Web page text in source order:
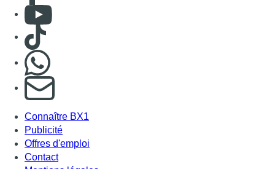
Consulter Youtube
Consulter TikTok
S'abonner à notre newsletter
Connaître BX1
Publicité
Offres d'emploi
Contact